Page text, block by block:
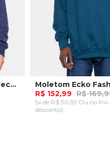
Moletom Ecko Canguru Fechado Azul Marinho
R$ 152,99 R$
5x de R$ 30,59 Ou no Pix
desconto)